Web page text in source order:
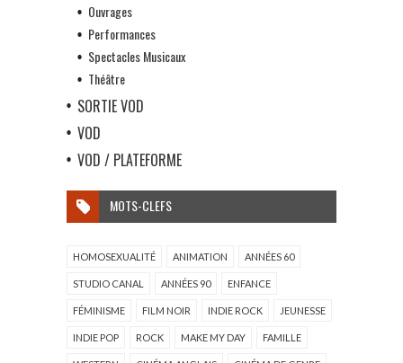
Ouvrages
Performances
Spectacles Musicaux
Théâtre
SORTIE VOD
VOD
VOD / PLATEFORME
MOTS-CLEFS
HOMOSEXUALITÉ ANIMATION ANNÉES 60
STUDIO CANAL ANNÉES 90 ENFANCE
FÉMINISME FILM NOIR INDIE ROCK JEUNESSE
INDIE POP ROCK MAKE MY DAY FAMILLE